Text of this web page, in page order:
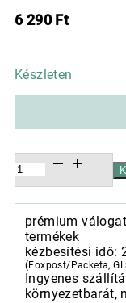
6 290 Ft
Készleten
Charlotte
white
asztali
futó
40x150cm,100%
pamut
mennyiség
prémium
termékek
kézbesítési idő:
(Foxpost/Packeta,
Ingyenes
környezetbarát,